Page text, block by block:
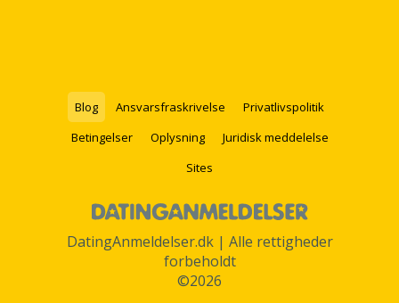
Blog Ansvarsfraskrivelse
Privatlivspolitik
Betingelser
Oplysning
Juridisk meddelelse
Sites
DatingAnmeldelser.dk | Alle rettigheder
forbeholdt
©2026